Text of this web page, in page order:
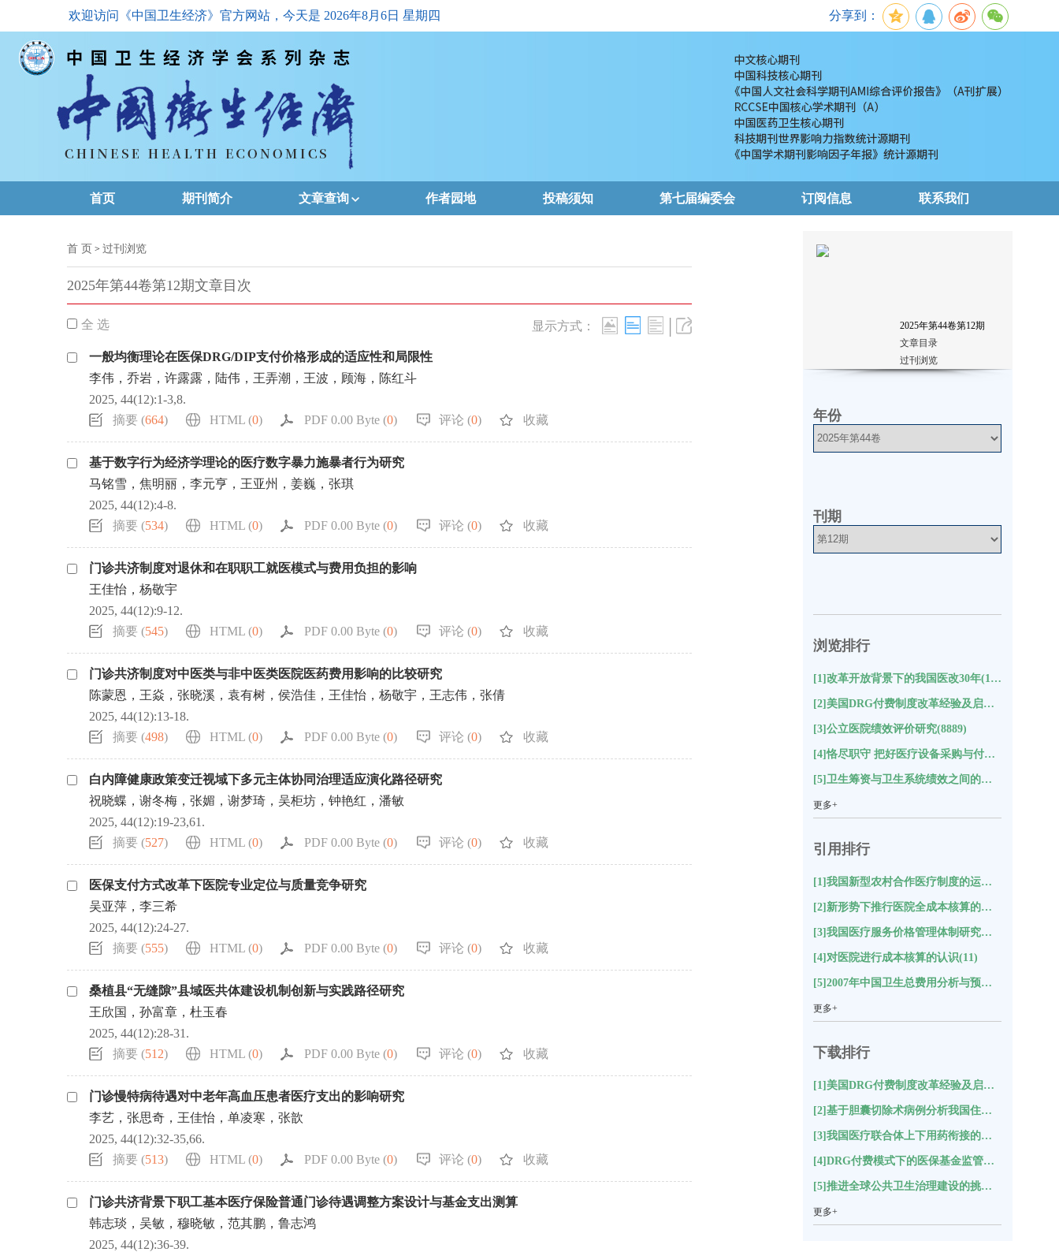
欢迎访问《中国卫生经济》官方网站，今天是 2026年8月6日 星期四 分享到：
首页 期刊简介 文章查询
高级查询
浏览排名
作者园地 投稿须知 第七届编委会 订阅信息 联系我们
首 页 > 过刊浏览
2025年第44卷第12期文章目次
全 选 显示方式： |
一般均衡理论在医保DRG/DIP支付价格形成的适应性和局限性
李伟，乔岩，许露露，陆伟，王弄潮，王波，顾海，陈红斗
2025, 44(12):1-3,8.
摘要 (664) HTML (0) PDF 0.00 Byte (0) 评论 (0) 收藏
基于数字行为经济学理论的医疗数字暴力施暴者行为研究
马铭雪，焦明丽，李元亨，王亚州，姜巍，张琪
2025, 44(12):4-8.
摘要 (534) HTML (0) PDF 0.00 Byte (0) 评论 (0) 收藏
门诊共济制度对退休和在职职工就医模式与费用负担的影响
王佳怡，杨敬宇
2025, 44(12):9-12.
摘要 (545) HTML (0) PDF 0.00 Byte (0) 评论 (0) 收藏
门诊共济制度对中医类与非中医类医院医药费用影响的比较研究
陈蒙恩，王焱，张晓溪，袁有树，侯浩佳，王佳怡，杨敬宇，王志伟，张倩
2025, 44(12):13-18.
摘要 (498) HTML (0) PDF 0.00 Byte (0) 评论 (0) 收藏
白内障健康政策变迁视域下多元主体协同治理适应演化路径研究
祝晓蝶，谢冬梅，张媚，谢梦琦，吴柜坊，钟艳红，潘敏
2025, 44(12):19-23,61.
摘要 (527) HTML (0) PDF 0.00 Byte (0) 评论 (0) 收藏
医保支付方式改革下医院专业定位与质量竞争研究
吴亚萍，李三希
2025, 44(12):24-27.
摘要 (555) HTML (0) PDF 0.00 Byte (0) 评论 (0) 收藏
桑植县“无缝隙”县域医共体建设机制创新与实践路径研究
王欣国，孙富章，杜玉春
2025, 44(12):28-31.
摘要 (512) HTML (0) PDF 0.00 Byte (0) 评论 (0) 收藏
门诊慢特病待遇对中老年高血压患者医疗支出的影响研究
李艺，张思奇，王佳怡，单凌寒，张歆
2025, 44(12):32-35,66.
摘要 (513) HTML (0) PDF 0.00 Byte (0) 评论 (0) 收藏
门诊共济背景下职工基本医疗保险普通门诊待遇调整方案设计与基金支出测算
韩志琰，吴敏，穆晓敏，范其鹏，鲁志鸿
2025, 44(12):36-39.
2025年第44卷第12期
文章目录
过刊浏览
年份
刊期
浏览排行
[1]改革开放背景下的我国医改30年(10215)
[2]美国DRG付费制度改革经验及启示(9431)
[3]公立医院绩效评价研究(8889)
[4]恪尽职守 把好医疗设备采购与付款关(8652)
[5]卫生筹资与卫生系统绩效之间的关系及对中国的启示研究(8588)
更多+
引用排行
[1]我国新型农村合作医疗制度的运行状况与评价分析(18)
[2]新形势下推行医院全成本核算的思考(17)
[3]我国医疗服务价格管理体制研究综述(12)
[4]对医院进行成本核算的认识(11)
[5]2007年中国卫生总费用分析与预测(11)
更多+
下载排行
[1]美国DRG付费制度改革经验及启示(17417)
[2]基于胆囊切除术病例分析我国住院结构变化(11146)
[3]我国医疗联合体上下用药衔接的困境分析及对策建议*(5491)
[4]DRG付费模式下的医保基金监管指标体系构建(5282)
[5]推进全球公共卫生治理建设的挑战与思考(5219)
更多+